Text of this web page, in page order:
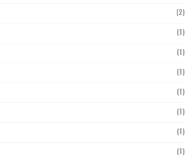
(2)
(1)
(1)
(1)
(1)
(1)
(1)
(1)